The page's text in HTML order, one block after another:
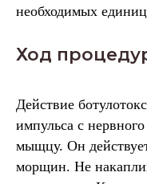
необходимых
Ход
Действие
импульса с
мыщцу. Он
морщин. Не